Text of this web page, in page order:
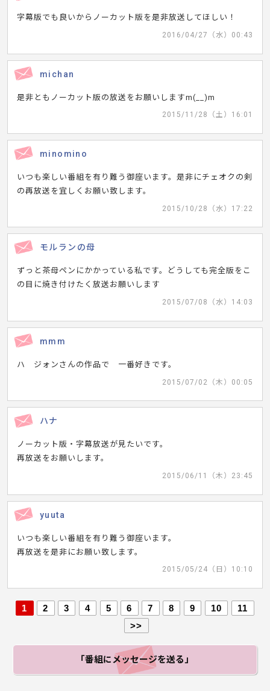
字幕版でも良いからノーカット版を是非放送してほしい！
2016/04/27（水）00:43
michan
是非ともノーカット版の放送をお願いしますm(__)m
2015/11/28（土）16:01
minomino
いつも楽しい番組を有り難う御座います。是非にチェオクの剣
の再放送を宜しくお願い致します。
2015/10/28（水）17:22
モルランの母
ずっと茶母ペンにかかっている私です。どうしても完全版をこ
の目に焼き付けたく放送お願いします
2015/07/08（水）14:03
mmm
ハ ジォンさんの作品で 一番好きです。
2015/07/02（木）00:05
ハナ
ノーカット版・字幕放送が見たいです。
再放送をお願いします。
2015/06/11（木）23:45
yuuta
いつも楽しい番組を有り難う御座います。
再放送を是非にお願い致します。
2015/05/24（日）10:10
1 2 3 4 5 6 7 8 9 10
11
>>
「番組にメッセージを送る」